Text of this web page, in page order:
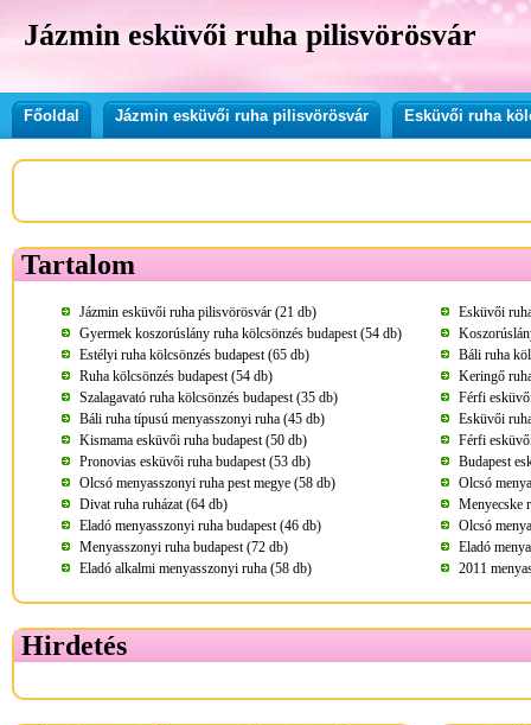
Jázmin esküvői ruha pilisvörösvár
Főoldal Jázmin esküvői ruha pilisvörösvár Esküvői ruha
Tartalom
Jázmin esküvői ruha pilisvörösvár (21 db)
Esküvői
Gyermek koszorúslány ruha kölcsönzés budapest (54 db)
Estélyi ruha kölcsönzés budapest (65 db)
Báli ruha
Ruha kölcsönzés budapest (54 db)
Keringő
Szalagavató ruha kölcsönzés budapest (35 db)
Férfi
Báli ruha típusú menyasszonyi ruha (45 db)
Esküvői
Kismama esküvői ruha budapest (50 db)
Férfi
Pronovias esküvői ruha budapest (53 db)
Budapest
Olcsó menyasszonyi ruha pest megye (58 db)
Olcsó
Divat ruha ruházat (64 db)
Menyecske
Eladó menyasszonyi ruha budapest (46 db)
Olcsó
Menyasszonyi ruha budapest (72 db)
Eladó
Eladó alkalmi menyasszonyi ruha (58 db)
2011
Hirdetés